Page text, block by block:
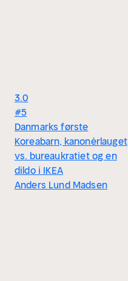
3.0
#5
Danmarks første
Koreabarn, kanonérlauget
vs. bureaukratiet og en
dildo i IKEA
Anders Lund Madsen